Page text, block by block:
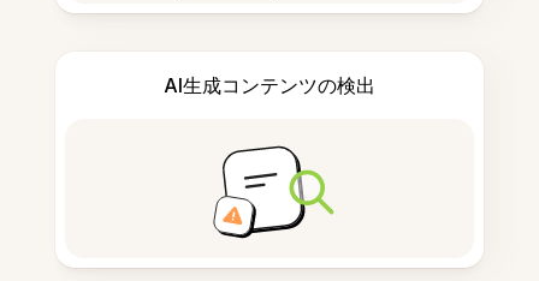
AI生成コンテンツの検出